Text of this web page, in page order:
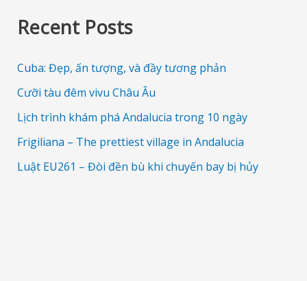
Recent Posts
Cuba: Đẹp, ấn tượng, và đầy tương phản
Cưỡi tàu đêm vivu Châu Âu
Lịch trình khám phá Andalucia trong 10 ngày
Frigiliana – The prettiest village in Andalucia
Luật EU261 – Đòi đền bù khi chuyến bay bị hủy